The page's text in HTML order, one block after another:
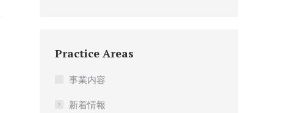
Practice Areas
事業内容
新着情報